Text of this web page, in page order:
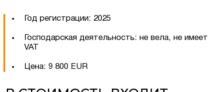
Год регистрации: 2025
Господарская деятельность: не вела, не имеет
VAT
Цена: 9 800 EUR